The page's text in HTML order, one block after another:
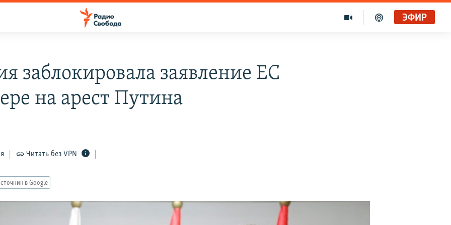
ЭФИР
заблокировала заявление ЕС
на арест Путина
Читать без VPN
в Google